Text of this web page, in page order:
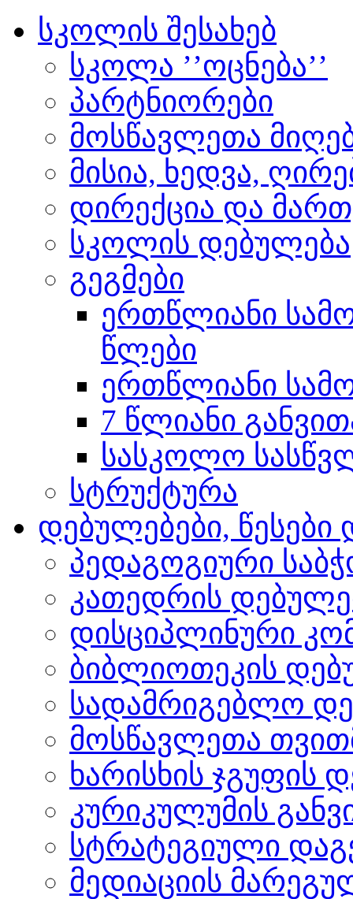
სკოლის შესახებ
სკოლა ’’ოცნება’’
პარტნიორები
მოსწავლეთა
მისია, ხედვა,
დირექცია და
სკოლის დებულება
გეგმები
ერთწლიანი
წლები
ერთწლიანი
7 წლიანი
სასკოლო
სტრუქტურა
დებულებები,
პედაგოგიური
კათედრის
დისციპლინური
ბიბლიოთეკის
სადამრიგებლო
მოსწავლეთა
ხარისხის ჯგუფის
კურიკულუმის
სტრატეგიული
მედიაციის